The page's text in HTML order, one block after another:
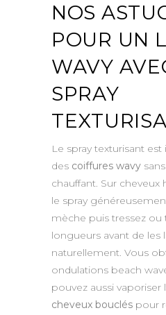
NOS
POUR UN
WAVY
SPRAY
Le spray texturisant
des coiffures wavy
chauffant. Sur cheveux
le spray
mèche puis tressez ou
longueurs avant de les
naturellement. Vous
ondulations beach
pouvez aussi vaporiser
cheveux bouclés pour